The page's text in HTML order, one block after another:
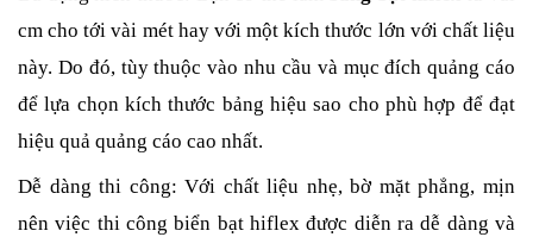
cm cho tới vài mét hay với một kích thước lớn với chất liệu
này. Do đó, tùy thuộc vào nhu cầu và mục đích quảng cáo
để lựa chọn kích thước bảng hiệu sao cho phù hợp để đạt
hiệu quả quảng cáo cao nhất.
Dễ dàng thi công: Với chất liệu nhẹ, bờ mặt phẳng, mịn
nên việc thi công biển bạt hiflex được diễn ra dễ dàng và